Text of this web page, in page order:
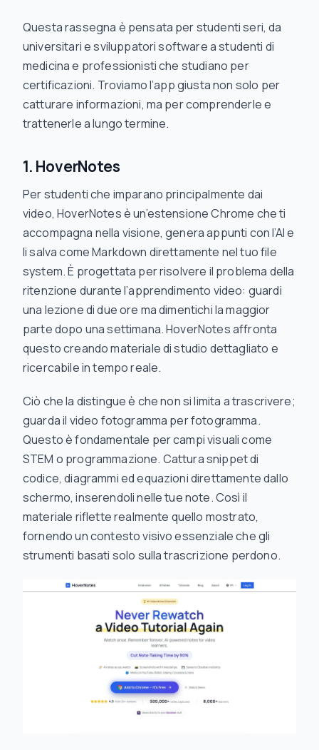
Questa rassegna è pensata per studenti seri, da
universitari e sviluppatori software a studenti di
medicina e professionisti che studiano per
certificazioni. Troviamo l’app giusta non solo per
catturare informazioni, ma per comprenderle e
trattenerle a lungo termine.
1. HoverNotes
Per studenti che imparano principalmente dai
video, HoverNotes è un’estensione Chrome che ti
accompagna nella visione, genera appunti con l’AI e
li salva come Markdown direttamente nel tuo file
system. È progettata per risolvere il problema della
ritenzione durante l’apprendimento video: guardi
una lezione di due ore ma dimentichi la maggior
parte dopo una settimana. HoverNotes affronta
questo creando materiale di studio dettagliato e
ricercabile in tempo reale.
Ciò che la distingue è che non si limita a trascrivere;
guardail video fotogramma per fotogramma.
Questo è fondamentale per campi visuali come
STEM o programmazione. Cattura snippet di
codice, diagrammi ed equazioni direttamente dallo
schermo, inserendoli nelle tue note. Così il
materiale riflette realmente quello mostrato,
fornendo un contesto visivo essenziale che gli
strumenti basati solo sulla trascrizione perdono.